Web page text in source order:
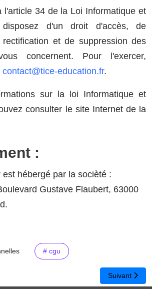
l'article 34 de la Loi Informatique et
d'un droit d'accès, de
rectification et de suppression des
concernent. Pour l'exercer,
contact@tice-education.fr.
sur la loi Informatique et
consulter le site Internet de la
:
hébergé par la socièté :
Gustave Flaubert, 63000
# cgu
de nous soutenir ! Article
Suivant